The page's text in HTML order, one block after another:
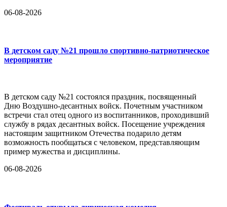
06-08-2026
В детском саду №21 прошло спортивно-патриотическое
мероприятие
В детском саду №21 состоялся праздник, посвященный
Дню Воздушно-десантных войск. Почетным участником
встречи стал отец одного из воспитанников, проходивший
службу в рядах десантных войск. Посещение учреждения
настоящим защитником Отечества подарило детям
возможность пообщаться с человеком, представляющим
пример мужества и дисциплины.
06-08-2026